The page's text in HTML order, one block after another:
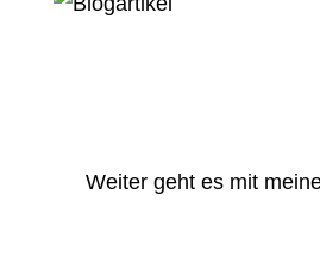
Weiter geht es mit